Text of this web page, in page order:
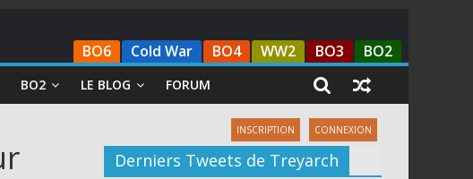
BO6 Cold War BO4 WW2 BO3 BO2
BO2 LE BLOG FORUM
INSCRIPTION CONNEXION
Derniers Tweets de Treyarch